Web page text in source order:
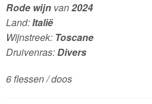
Rode wijnvan2024
Land:Italië
Wijnstreek: Toscane
Druivenras:Divers
6 flessen / doos